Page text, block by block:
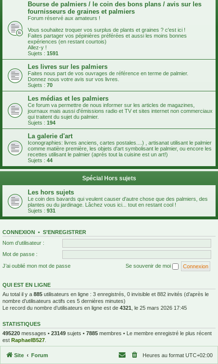
Bourse de palmiers / le coin des bons plans / avis sur les
fournisseurs de graines et palmiers
Forum réservé aux amateurs !
Vous souhaitez troquer vos surplus de plants et graines ? c'est ici !
Faites partager vos pépinières préférées et aussi les moins bonnes
expériences (en restant courtois)
Allez-y !
Sujets : 1591
Les livres sur les palmiers
Faites nous part de vos ouvrages de référence en terme de palmier.
Donnez nous votre avis sur vos livres.
Sujets : 70
Les médias et les palmiers
Ce forum va permettre de nous informer sur les articles de magazines,
journaux mais aussi d'émissions radio et TV et sites internet non commerciaux
qui traitent du sujet du palmier.
Sujets : 194
La galerie d'art
Iconographies: livres anciens, cartes postales....) , artisanat utilisant le palmier
comme matière première, les objets d'art symbolisant le palmier, ou encore les
recettes utilisant le palmier (après tout la cuisine est un art!)
Sujets : 44
Spécial Hors sujets
Les hors sujets
Le coin des bavards qui veulent causer d'autre chose que des palmiers, des
plantes ou du jardinage. Lâchez vous ici... tout en restant cool !
Sujets : 931
CONNEXION • S’ENREGISTRER
Nom d’utilisateur :
Mot de passe :
J’ai oublié mon mot de passe
Se souvenir de moi
QUI EST EN LIGNE
Au total il y a 885 utilisateurs en ligne : 3 enregistrés, 0 invisible et 882 invités (d’après le
nombre d’utilisateurs actifs ces 5 dernières minutes)
Le record du nombre d’utilisateurs en ligne est de 4321 , le 25 mars 2026 17:45
STATISTIQUES
495220 messages • 23149 sujets • 7885 membres • Le membre enregistré le plus récent
est RaphaelB527
Site Forum Heures au format UTC+02:00